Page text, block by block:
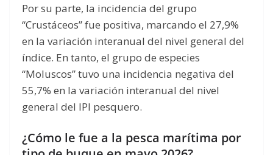
Por su parte, la incidencia del grupo
“Crustáceos” fue positiva, marcando el 27,9%
en la variación interanual del nivel general del
índice. En tanto, el grupo de especies
“Moluscos” tuvo una incidencia negativa del
55,7% en la variación interanual del nivel
general del IPI pesquero.
¿Cómo le fue a la pesca marítima por